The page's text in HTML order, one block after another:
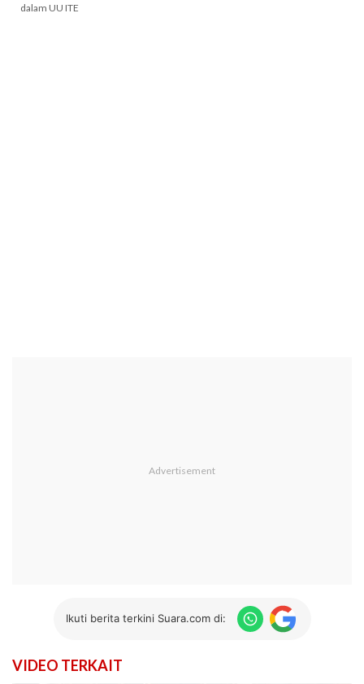
dalam UU ITE
Ikuti berita terkini Suara.com di:
VIDEO TERKAIT